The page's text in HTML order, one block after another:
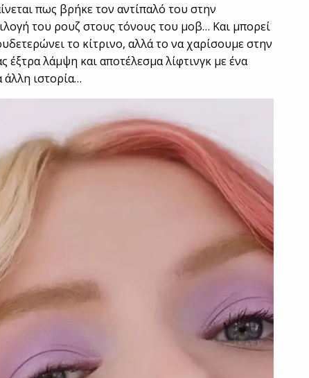
πως βρήκε τον αντίπαλό του στην
του ρουζ στους τόνους του μοβ… Και μπορεί
το κίτρινο, αλλά το να χαρίσουμε στην
λάμψη και αποτέλεσμα λίφτινγκ με ένα
άλλη ιστορία…